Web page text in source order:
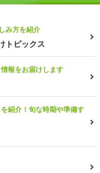
み方を紹介
トピックス
報をお届けします
紹介！旬な時期や準備す